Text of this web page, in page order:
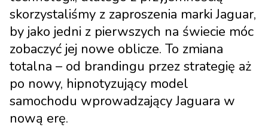
skorzystaliśmy z zaproszenia marki Jaguar,
by jako jedni z pierwszych na świecie móc
zobaczyć jej nowe oblicze. To zmiana
totalna – od brandingu przez strategię aż
po nowy, hipnotyzujący model
samochodu wprowadzający Jaguara w
nową erę.